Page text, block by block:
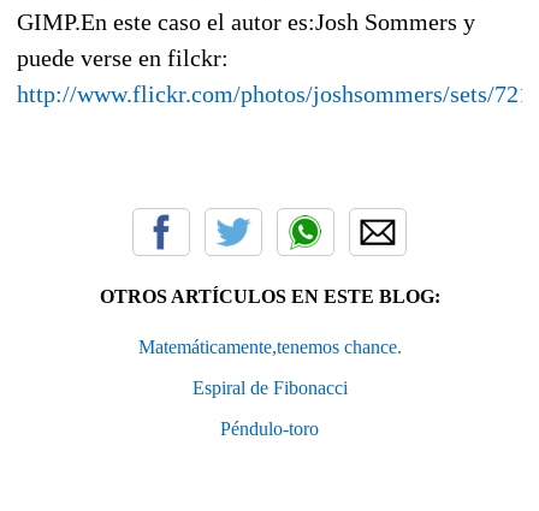
GIMP.En este caso el autor es:Josh Sommers y
puede verse en filckr:
http://www.flickr.com/photos/joshsommers/sets/
OTROS ARTÍCULOS EN ESTE BLOG:
Matemáticamente,tenemos chance.
Espiral de Fibonacci
Péndulo-toro